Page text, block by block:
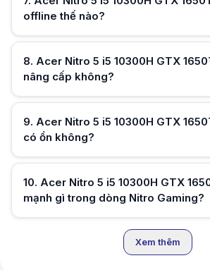
Hữu ích (0)
offline thế nào?
8. Acer Nitro 5 i5 10300H GTX
nâng cấp không?
9. Acer Nitro 5 i5 10300H GTX
có ổn không?
10. Acer Nitro 5 i5 10300H GTX
mạnh gì trong dòng Nitro Gaming?
Xem thêm